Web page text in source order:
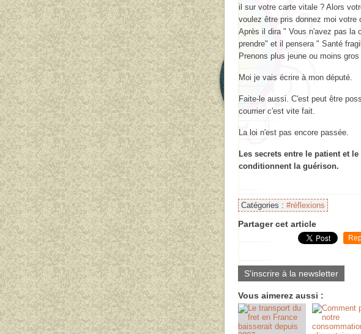
il sur votre carte vitale ? Alors
voulez être pris donnez moi
Après il dira " Vous n'avez pas la
prendre" et il pensera " Santé
Prenons plus jeune ou moins
Moi je vais écrire à mon député.
Faite-le aussi. C'est peut être
courrier c'est vite fait.
La loi n'est pas encore passée.
Les secrets entre le patient et
conditionnent la guérison.
Catégories : #réflexions
Partager cet article
S'inscrire à la newsletter
Vous aimerez aussi :